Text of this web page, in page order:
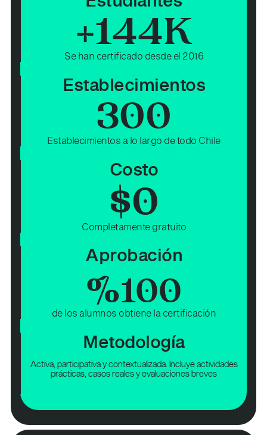
Se han certificado desde el 2016
+144K
Establecimientos
Establecimientos a lo largo de todo Chile
300
Costo
Completamente gratuito
$0
Aprobación
de los alumnos obtiene la certificación
%100
Metodología
Activa, participativa y contextualizada. Incluye actividades
prácticas, casos reales y evaluaciones breves